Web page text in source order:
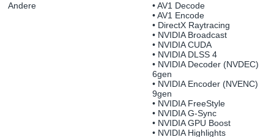
Andere
• AV1 Decode
• AV1 Encode
• DirectX Raytracing
• NVIDIA Broadcast
• NVIDIA CUDA
• NVIDIA DLSS 4
• NVIDIA Decoder (NVDEC)
6gen
• NVIDIA Encoder (NVENC)
9gen
• NVIDIA FreeStyle
• NVIDIA G-Sync
• NVIDIA GPU Boost
• NVIDIA Highlights